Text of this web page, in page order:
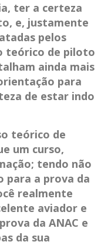
ter a certeza
e, justamente
pelos
teórico de piloto
ainda mais
para
de estar indo
teórico de
um curso,
tendo não
para a prova da
realmente
aviador e
da ANAC e
da sua